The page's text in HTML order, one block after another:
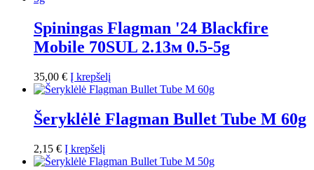
Spiningas Flagman '24 Blackfire
Mobile 70SUL 2.13м 0.5-5g
35,00 € Į krepšelį
Šeryklėlė Flagman Bullet Tube M 60g
2,15 € Į krepšelį